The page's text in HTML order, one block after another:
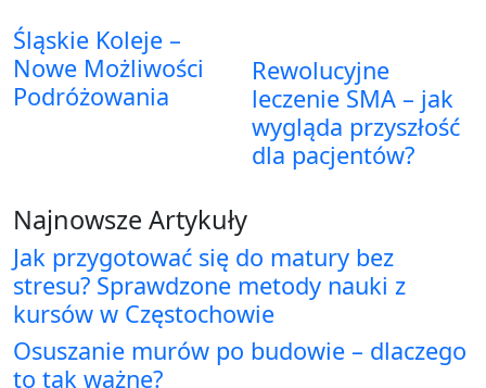
Śląskie Koleje –
Nowe Możliwości
Podróżowania
Rewolucyjne
leczenie SMA – jak
wygląda przyszłość
dla pacjentów?
Najnowsze Artykuły
Jak przygotować się do matury bez
stresu? Sprawdzone metody nauki z
kursów w Częstochowie
Osuszanie murów po budowie – dlaczego
to tak ważne?